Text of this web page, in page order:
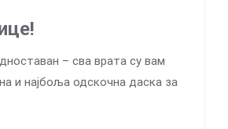
– сва врата су вам
и најбоља одскочна даска за